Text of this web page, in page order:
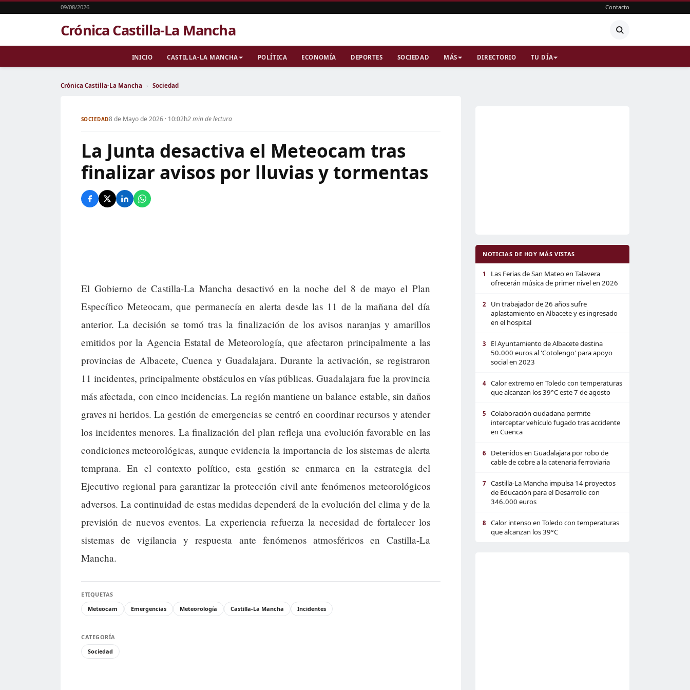
09/08/2026 Contacto
Crónica Castilla-La Mancha
INICIO CASTILLA-LA MANCHA POLÍTICA ECONOMÍA DEPORTES SOCIEDAD MÁS DIRECTORIO TU DÍA
Crónica Castilla-La Mancha › Sociedad
SOCIEDAD8 de Mayo de 2026 · 10:02h2 min de lectura
La Junta desactiva el Meteocam tras
finalizar avisos por lluvias y tormentas
El Gobierno de Castilla-La Mancha desactivó en la noche del 8 de mayo el Plan
Específico Meteocam, que permanecía en alerta desde las 11 de la mañana del día
anterior. La decisión se tomó tras la finalización de los avisos naranjas y amarillos
emitidos por la Agencia Estatal de Meteorología, que afectaron principalmente a las
provincias de Albacete, Cuenca y Guadalajara. Durante la activación, se registraron
11 incidentes, principalmente obstáculos en vías públicas. Guadalajara fue la provincia
más afectada, con cinco incidencias. La región mantiene un balance estable, sin daños
graves ni heridos. La gestión de emergencias se centró en coordinar recursos y atender
los incidentes menores. La finalización del plan refleja una evolución favorable en las
condiciones meteorológicas, aunque evidencia la importancia de los sistemas de alerta
temprana. En el contexto político, esta gestión se enmarca en la estrategia del
Ejecutivo regional para garantizar la protección civil ante fenómenos meteorológicos
adversos. La continuidad de estas medidas dependerá de la evolución del clima y de la
previsión de nuevos eventos. La experiencia refuerza la necesidad de fortalecer los
sistemas de vigilancia y respuesta ante fenómenos atmosféricos en Castilla-La
Mancha.
ETIQUETAS
Meteocam
Emergencias Meteorología Castilla-La Mancha Incidentes
CATEGORÍA
Sociedad
NOTICIAS DE HOY MÁS VISTAS
1
Las Ferias de San Mateo en Talavera
ofrecerán música de primer nivel en 2026
2
Un trabajador de 26 años sufre
aplastamiento en Albacete y es ingresado
en el hospital
3
El Ayuntamiento de Albacete destina
50.000 euros al 'Cotolengo' para apoyo
social en 2023
4
Calor extremo en Toledo con temperaturas
que alcanzan los 39°C este 7 de agosto
5
Colaboración ciudadana permite
interceptar vehículo fugado tras accidente
en Cuenca
6
Detenidos en Guadalajara por robo de
cable de cobre a la catenaria ferroviaria
7
Castilla-La Mancha impulsa 14 proyectos
de Educación para el Desarrollo con
346.000 euros
8
Calor intenso en Toledo con temperaturas
que alcanzan los 39°C